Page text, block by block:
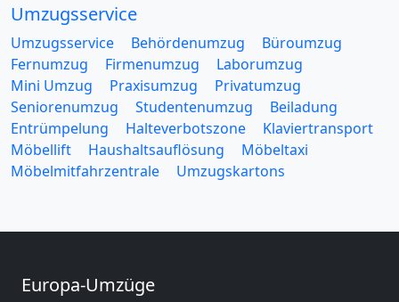
Umzugsservice
Umzugsservice Behördenumzug
Büroumzug
Fernumzug
Firmenumzug
Laborumzug
Mini Umzug
Praxisumzug
Privatumzug
Seniorenumzug
Studentenumzug
Beiladung
Entrümpelung
Halteverbotszone
Klaviertransport
Möbellift
Haushaltsauflösung
Möbeltaxi
Möbelmitfahrzentrale
Umzugskartons
Europa-Umzüge